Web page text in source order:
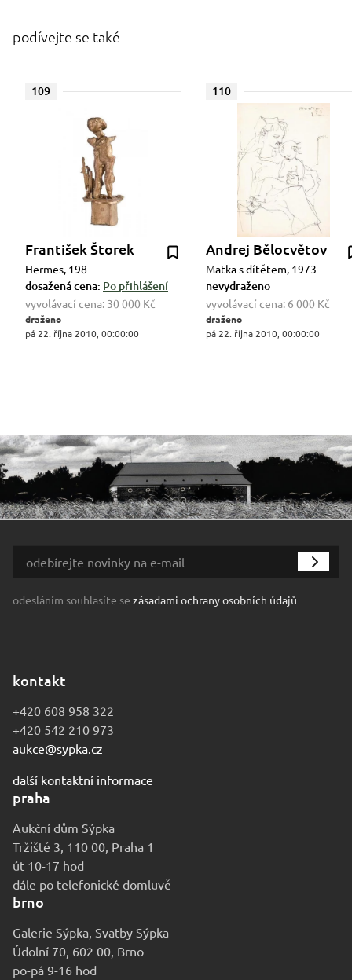
podívejte se také
109
František Štorek
Hermes, 198
dosažená cena: Po přihlášení
vyvolávací cena: 30 000 Kč
draženo
pá 22. října 2010, 00:00:00
110
Andrej Bělocvětov
Matka s dítětem, 1973
nevydraženo
vyvolávací cena: 6 000 Kč
draženo
pá 22. října 2010, 00:00:00
odesláním souhlasíte se zásadami ochrany osobních údajů
kontakt
+420 608 958 322
+420 542 210 973
aukce@sypka.cz
další kontaktní informace
praha
Aukční dům Sýpka
Tržiště 3, 110 00, Praha 1
út 10-17 hod
dále po telefonické domluvě
brno
Galerie Sýpka, Svatby Sýpka
Údolní 70, 602 00, Brno
po-pá 9-16 hod